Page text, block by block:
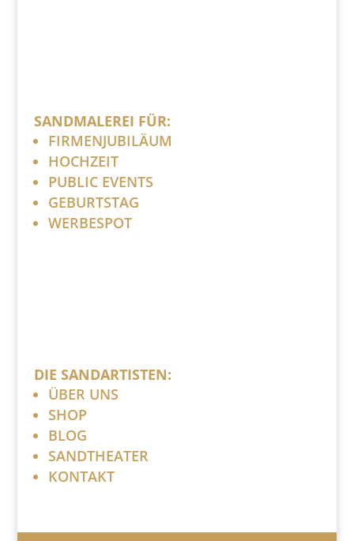
SANDMALEREI FÜR:
FIRMENJUBILÄUM
HOCHZEIT
PUBLIC EVENTS
GEBURTSTAG
WERBESPOT
DIE SANDARTISTEN:
ÜBER UNS
SHOP
BLOG
SANDTHEATER
KONTAKT